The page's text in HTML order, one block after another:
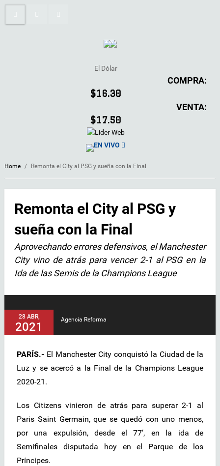
El Dólar
COMPRA:
$16.30
VENTA:
$17.50
EN VIVO
Home / Remonta el City al PSG y sueña con la Final
Remonta el City al PSG y
sueña con la Final
Aprovechando errores defensivos, el Manchester
City vino de atrás para vencer 2-1 al PSG en la
Ida de las Semis de la Champions League
28 ABR,
2021
Agencia Reforma
PARÍS.- El Manchester City conquistó la Ciudad de la
Luz y se acercó a la Final de la Champions League
2020-21.
Los Citizens vinieron de atrás para superar 2-1 al
Paris Saint Germain, que se quedó con uno menos,
por una expulsión, desde el 77′, en la ida de
Semifinales disputada hoy en el Parque de los
Príncipes.